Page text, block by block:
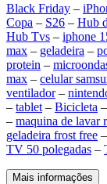
Black Friday –
Copa – S26 – Hub
Hub Tvs – iphone
max – geladeira –
protein –
max – celular
ventilador–
– tablet – Bicicleta –
– maquina de lavar
geladeira frost free –
TV 50 polegadas –
Mais informações